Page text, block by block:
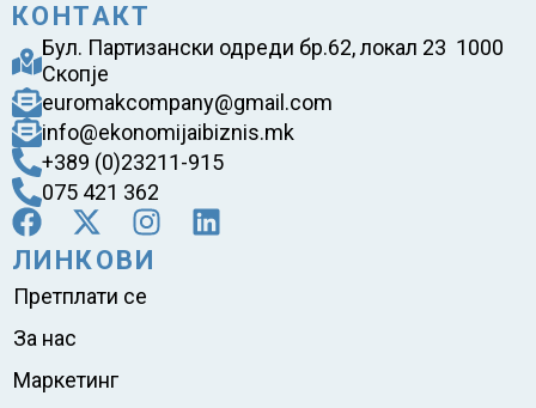
КОНТАКТ
Бул. Партизански одреди бр.62, локал 23 1000
Скопје
euromakcompany@gmail.com
info@ekonomijaibiznis.mk
+389 (0)23211-915
075 421 362
ЛИНКОВИ
Претплати се
За нас
Маркетинг